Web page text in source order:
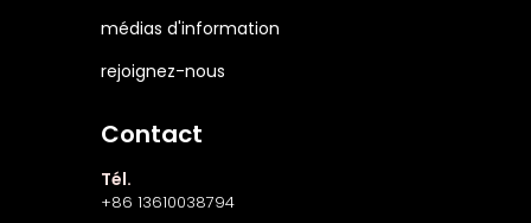
médias d'information
rejoignez-nous
Contact
Tél.
+86 13610038794